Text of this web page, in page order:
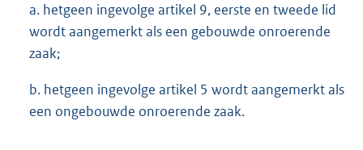
a. hetgeen ingevolge artikel 9, eerste en tweede lid
wordt aangemerkt als een gebouwde onroerende
zaak;
b. hetgeen ingevolge artikel 5 wordt aangemerkt als
een ongebouwde onroerende zaak.